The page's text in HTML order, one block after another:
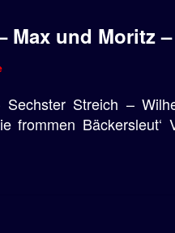
Max und Moritz
Streich –
frommen